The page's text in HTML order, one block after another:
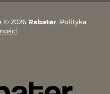
© 2026 Rabater. Polityka